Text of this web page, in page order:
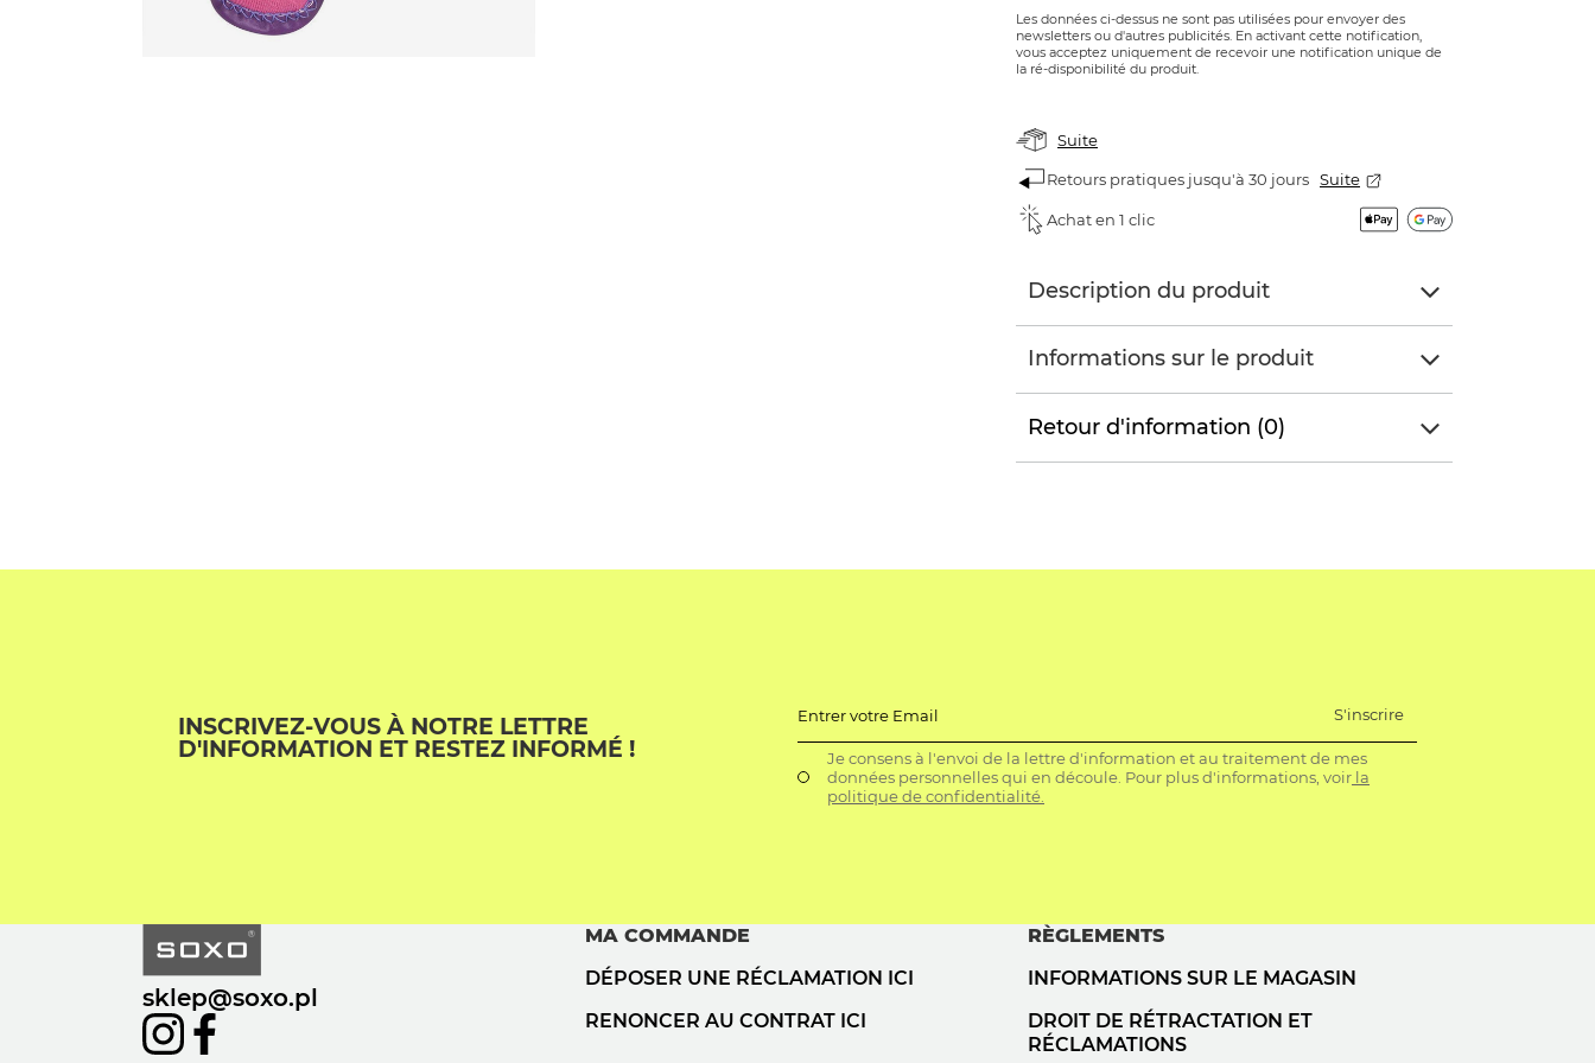
Les données ci-dessus ne sont pas utilisées pour envoyer des
newsletters ou d'autres publicités. En activant cette notification,
vous acceptez uniquement de recevoir une notification unique de
la ré-disponibilité du produit.
Suite
Retours pratiques jusqu'à 30 jours Suite
Achat en 1 clic
Description du produit
Informations sur le produit
Retour d'information (0)
INSCRIVEZ-VOUS À NOTRE LETTRE
D'INFORMATION ET RESTEZ INFORMÉ !
Entrer votre Email S'inscrire
Je consens à l'envoi de la lettre d'information et au traitement de mes
données personnelles qui en découle. Pour plus d'informations, voir la
politique de confidentialité.
sklep@soxo.pl
MA COMMANDE
DÉPOSER UNE RÉCLAMATION ICI
RENONCER AU CONTRAT ICI
RÈGLEMENTS
INFORMATIONS SUR LE MAGASIN
DROIT DE RÉTRACTATION ET
RÉCLAMATIONS